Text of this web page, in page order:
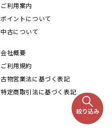
ご利用案内
ポイントについて
中古について
会社概要
ご利用規約
古物営業法に基づく表記
特定商取引法に基づく表記